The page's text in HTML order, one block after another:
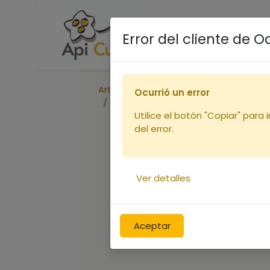
Accueil Boutique
Articles
Error del cliente de
Aceptar
Ocurrió un error
Utilice el botón "Copiar" para
del error.
Ver detalles